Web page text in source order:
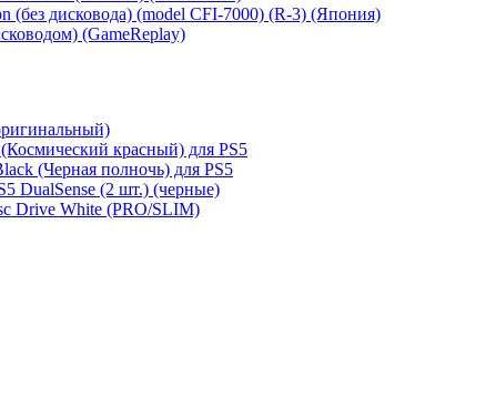
(без дисковода) (model CFI-7000) (R-3) (Япония)
(GameReplay)
красный) для PS5
(Черная полночь) для PS5
DualSense (2 шт.) (черные)
Drive White (PRO/SLIM)